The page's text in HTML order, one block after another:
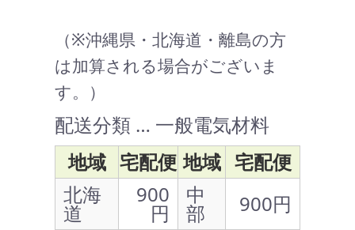
（※沖縄県・北海道・離島の方
は加算される場合がございま
す。）
配送分類 … 一般電気材料
地域 宅配便 地域 宅配便
北海
道
900
円
中
部
900円